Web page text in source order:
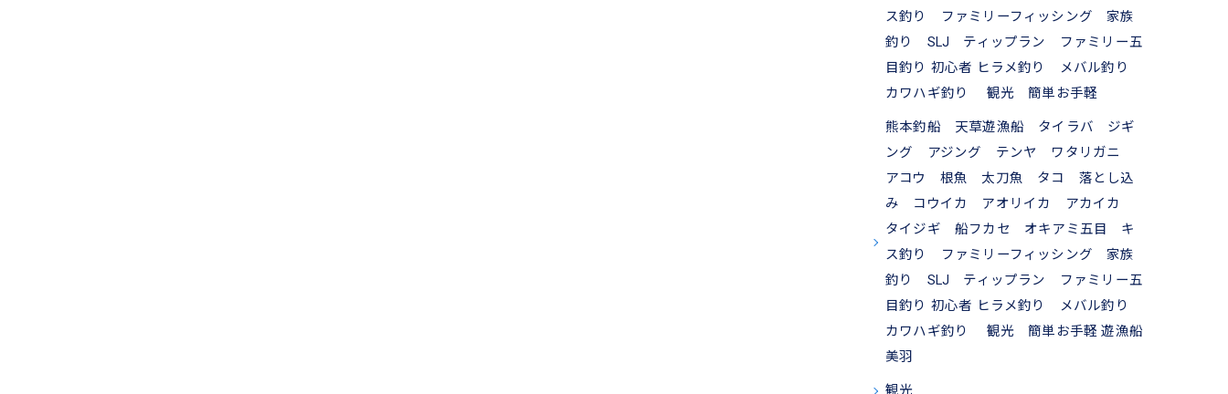
ス釣り ファミリーフィッシング 家族
釣り SLJ ティップラン ファミリー五
目釣り 初心者 ヒラメ釣り メバル釣り
カワハギ釣り 観光 簡単お手軽
熊本釣船 天草遊漁船 タイラバ ジギ
ング アジング テンヤ ワタリガニ
アコウ 根魚 太刀魚 タコ 落とし込
み コウイカ アオリイカ アカイカ
タイジギ 船フカセ オキアミ五目 キ
ス釣り ファミリーフィッシング 家族
釣り SLJ ティップラン ファミリー五
目釣り 初心者 ヒラメ釣り メバル釣り
カワハギ釣り 観光 簡単お手軽 遊漁船
美羽
観光